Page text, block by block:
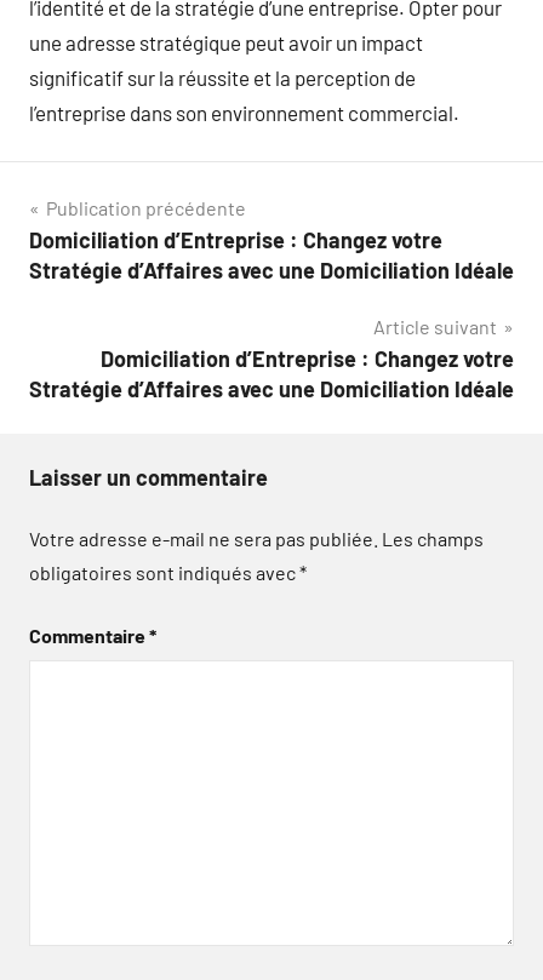
l’identité et de la stratégie d’une entreprise. Opter pour
une adresse stratégique peut avoir un impact
significatif sur la réussite et la perception de
l’entreprise dans son environnement commercial.
Navigation
de
Publication précédente
Domiciliation d’Entreprise : Changez votre
Stratégie d’Affaires avec une Domiciliation Idéale
Article suivant
Domiciliation d’Entreprise : Changez votre
Stratégie d’Affaires avec une Domiciliation Idéale
Laisser un commentaire
Votre adresse e-mail ne sera pas publiée. Les champs
obligatoires sont indiqués avec*
Commentaire*